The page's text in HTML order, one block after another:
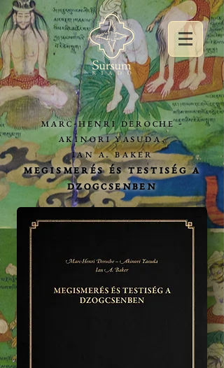
Marc-Henri Deroche -
Akinori Yasuda,
Ian A. Baker
Megismerés és testiség a
dzogcsenben